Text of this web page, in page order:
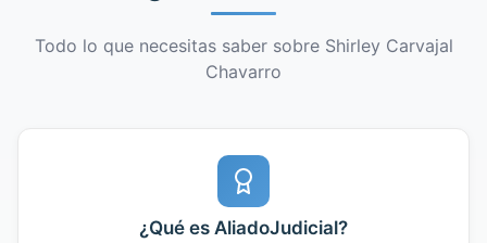
Todo lo que necesitas saber sobre Shirley Carvajal
Chavarro
¿Qué es AliadoJudicial?